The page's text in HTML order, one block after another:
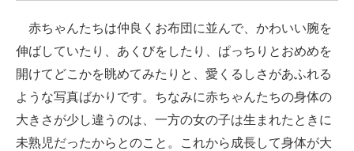
赤ちゃんたちは仲良くお布団に並んで、かわいい腕を
伸ばしていたり、あくびをしたり、ぱっちりとおめめを
開けてどこかを眺めてみたりと、愛くるしさがあふれる
ような写真ばかりです。ちなみに赤ちゃんたちの身体の
大きさが少し違うのは、一方の女の子は生まれたときに
未熟児だったからとのこと。これから成長して身体が大